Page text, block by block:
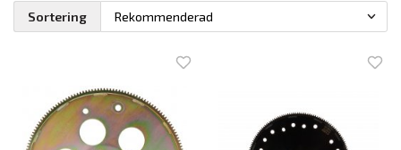
Sortering